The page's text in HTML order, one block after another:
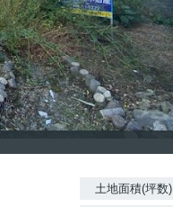
土地面積(坪数)